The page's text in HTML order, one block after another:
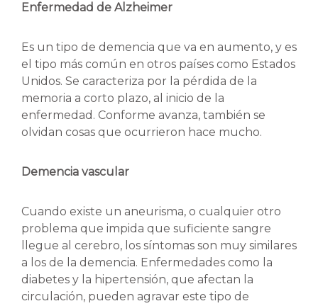
Enfermedad de Alzheimer
Es un tipo de demencia que va en aumento, y es
el tipo más común en otros países como Estados
Unidos. Se caracteriza por la pérdida de la
memoria a corto plazo, al inicio de la
enfermedad. Conforme avanza, también se
olvidan cosas que ocurrieron hace mucho.
Demencia vascular
Cuando existe un aneurisma, o cualquier otro
problema que impida que suficiente sangre
llegue al cerebro, los síntomas son muy similares
a los de la demencia. Enfermedades como la
diabetes y la hipertensión, que afectan la
circulación, pueden agravar este tipo de